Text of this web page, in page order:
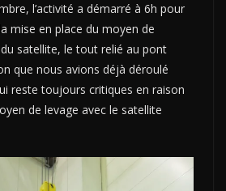
l’activité a démarré à 6h pour
mise en place du moyen de
satellite, le tout relié au pont
que nous avions déjà déroulé
reste toujours critiques en raison
de levage avec le satellite